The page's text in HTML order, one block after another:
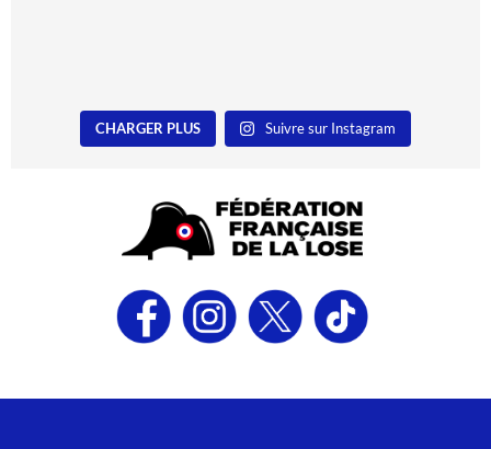
CHARGER PLUS Suivre sur Instagram